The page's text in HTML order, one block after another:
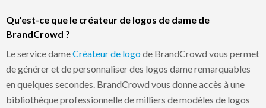
Qu’est-ce que le créateur de logos de dame de
BrandCrowd ?
Le service dameCréateur de logode BrandCrowd vous permet
de générer et de personnaliser des logos dame remarquables
en quelques secondes. BrandCrowd vous donne accès à une
bibliothèque professionnelle de milliers de modèles de logos